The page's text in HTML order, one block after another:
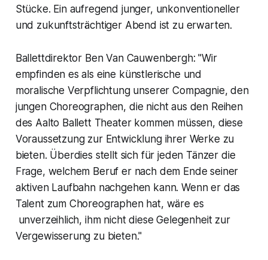
Stücke. Ein aufregend junger, unkonventioneller
und zukunftsträchtiger Abend ist zu erwarten.
Ballettdirektor Ben Van Cauwenbergh: "Wir
empfinden es als eine künstlerische und
moralische Verpflichtung unserer Compagnie, den
jungen Choreographen, die nicht aus den Reihen
des Aalto Ballett Theater kommen müssen, diese
Voraussetzung zur Entwicklung ihrer Werke zu
bieten. Überdies stellt sich für jeden Tänzer die
Frage, welchem Beruf er nach dem Ende seiner
aktiven Laufbahn nachgehen kann. Wenn er das
Talent zum Choreographen hat, wäre es
unverzeihlich, ihm nicht diese Gelegenheit zur
Vergewisserung zu bieten."